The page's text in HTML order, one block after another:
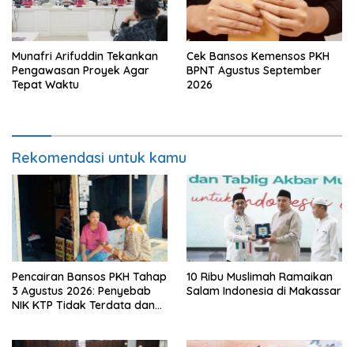
Munafri Arifuddin Tekankan
Pengawasan Proyek Agar
Tepat Waktu
Cek Bansos Kemensos PKH
BPNT Agustus September
2026
Rekomendasi untuk kamu
Pencairan Bansos PKH Tahap
3 Agustus 2026: Penyebab
NIK KTP Tidak Terdata dan
10 Ribu Muslimah Ramaikan
Salam Indonesia di Makassar